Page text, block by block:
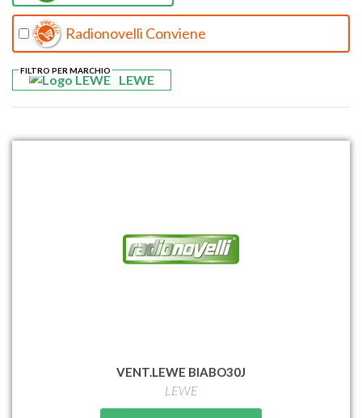
Radionovelli Conviene
LEWE
FILTRO PER MARCHIO
VENT.LEWE BIABO30J
LEWE